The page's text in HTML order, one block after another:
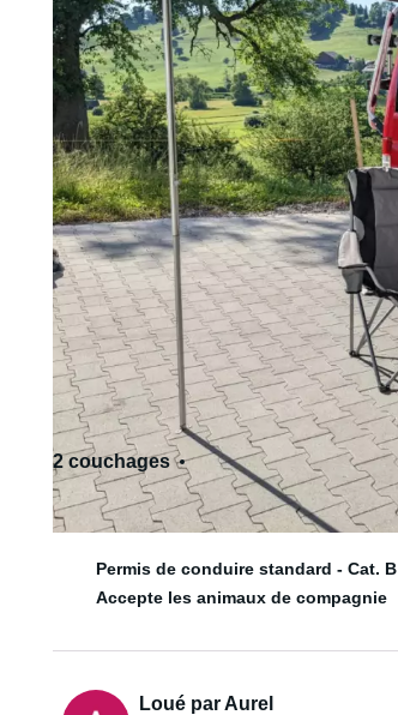
2 couchages
3 siège(s)
Permis de conduire standard - Cat. B
Accepte les animaux de compagnie
Loué par Aurel